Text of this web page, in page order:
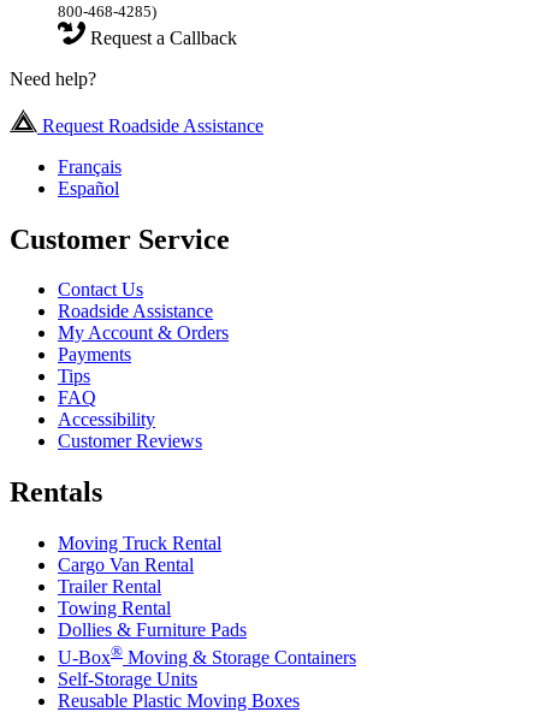
800-468-4285)
Request a Callback
Need help?
Request Roadside Assistance
Français
Español
Customer Service
Contact Us
Roadside Assistance
My Account & Orders
Payments
Tips
FAQ
Accessibility
Customer Reviews
Rentals
Moving Truck Rental
Cargo Van Rental
Trailer Rental
Towing Rental
Dollies & Furniture Pads
U-Box® Moving & Storage Containers
Self-Storage Units
Reusable Plastic Moving Boxes